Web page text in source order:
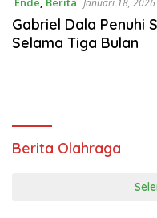
Januari 18, 2026
Gabriel Dala Penuhi
Selama Tiga Bulan
Berita Olahraga